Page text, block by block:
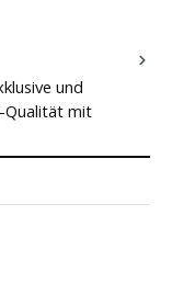
und
Qualität mit